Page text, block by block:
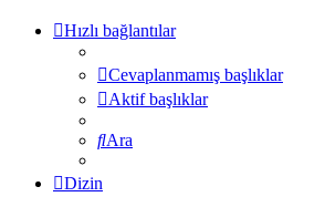
Hızlı bağlantılar
Cevaplanmamış başlıklar
Aktif başlıklar
Ara
Dizin